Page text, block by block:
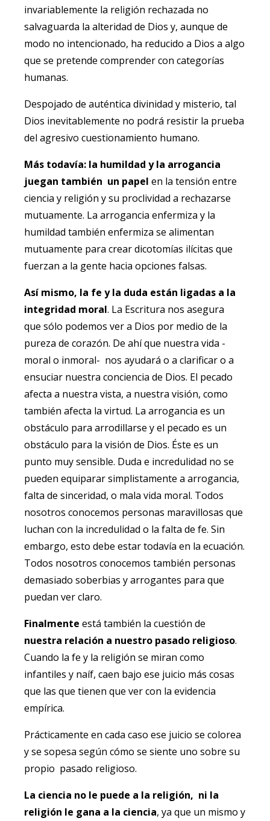
invariablemente la religión rechazada no
salvaguarda la alteridad de Dios y, aunque de
modo no intencionado, ha reducido a Dios a algo
que se pretende comprender con categorías
humanas.
Despojado de auténtica divinidad y misterio, tal
Dios inevitablemente no podrá resistir la prueba
del agresivo cuestionamiento humano.
Más todavía: la humildad y la arrogancia
juegan también un papel en la tensión entre
ciencia y religión y su proclividad a rechazarse
mutuamente. La arrogancia enfermiza y la
humildad también enfermiza se alimentan
mutuamente para crear dicotomías ilícitas que
fuerzan a la gente hacia opciones falsas.
Así mismo, la fe y la duda están ligadas a la
integridad moral. La Escritura nos asegura
que sólo podemos ver a Dios por medio de la
pureza de corazón. De ahí que nuestra vida -
moral o inmoral- nos ayudará o a clarificar o a
ensuciar nuestra conciencia de Dios. El pecado
afecta a nuestra vista, a nuestra visión, como
también afecta la virtud. La arrogancia es un
obstáculo para arrodillarse y el pecado es un
obstáculo para la visión de Dios. Éste es un
punto muy sensible. Duda e incredulidad no se
pueden equiparar simplistamente a arrogancia,
falta de sinceridad, o mala vida moral. Todos
nosotros conocemos personas maravillosas que
luchan con la incredulidad o la falta de fe. Sin
embargo, esto debe estar todavía en la ecuación.
Todos nosotros conocemos también personas
demasiado soberbias y arrogantes para que
puedan ver claro.
Finalmente está también la cuestión de
nuestra relación a nuestro pasado religioso.
Cuando la fe y la religión se miran como
infantiles y naíf, caen bajo ese juicio más cosas
que las que tienen que ver con la evidencia
empírica.
Prácticamente en cada caso ese juicio se colorea
y se sopesa según cómo se siente uno sobre su
propio pasado religioso.
La ciencia no le puede a la religión, ni la
religión le gana a la ciencia, ya que un mismo y